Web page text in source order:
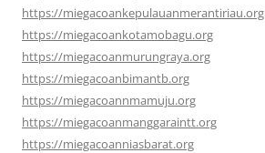
https://miegacoankepulauanmerantiriau.org
https://miegacoankotamobagu.org
https://miegacoanmurungraya.org
https://miegacoanbimantb.org
https://miegacoannmamuju.org
https://miegacoanmanggaraintt.org
https://miegacoanniasbarat.org